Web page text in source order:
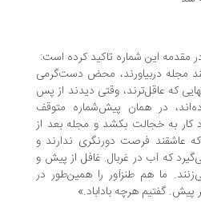
این شماره تاکید کرده است:
دربیاورند، محض دست‌گرمی
وقتی دیدند از پس
در همان پیش‌شماره متوقف
خجالت بکشد و مجله بعد از
فرصت دورنگری ندارند و
آب در غربال. غافل از پیش و
هم طنزآور را همین‌طور در
هرچه باداباد.»‌